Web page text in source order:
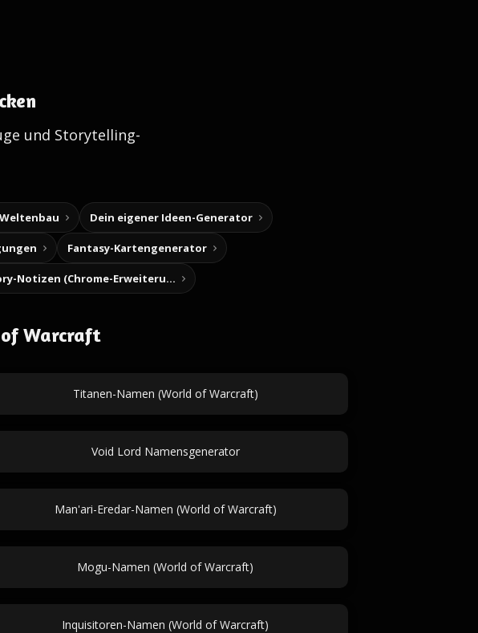
und Storytelling-
Dein eigener Ideen-Generator
Fantasy-Kartengenerator
Story-Notizen (Chrome-Erweiterung)
Warcraft
Titanen-Namen (World of Warcraft)
Void Lord Namensgenerator
Man'ari-Eredar-Namen (World of Warcraft)
Mogu-Namen (World of Warcraft)
Inquisitoren-Namen (World of Warcraft)